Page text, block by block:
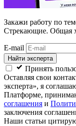
Закажи работу по
Стрекающие. Общая
E-mail
Найти эксперта
Принять
Оставляя свои
эксперта», я
Платформе,
соглашения и
заключения
Наши статьи